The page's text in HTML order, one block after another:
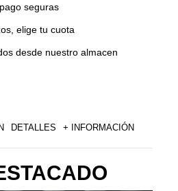
seguras
elige tu cuota
desde nuestro almacen
DETALLES + INFORMACIÓN